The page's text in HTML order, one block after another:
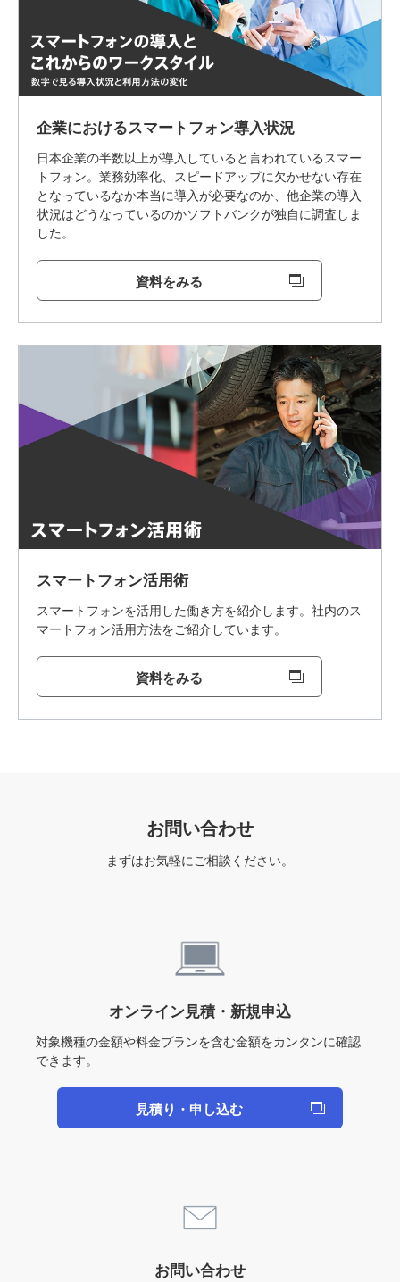
企業におけるスマートフォン導入状況
日本企業の半数以上が導入していると言われているスマー
トフォン。業務効率化、スピードアップに欠かせない存在
となっているなか本当に導入が必要なのか、他企業の導入
状況はどうなっているのかソフトバンクが独自に調査しま
した。
資料をみる
スマートフォン活用術
スマートフォンを活用した働き方を紹介します。社内のス
マートフォン活用方法をご紹介しています。
資料をみる
お問い合わせ
まずはお気軽にご相談ください。
オンライン見積・新規申込
対象機種の金額や料金プランを含む金額をカンタンに確認
できます。
見積り・申し込む
お問い合わせ